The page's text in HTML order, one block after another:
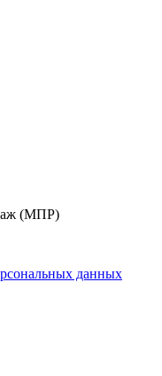
(МПР)
данных